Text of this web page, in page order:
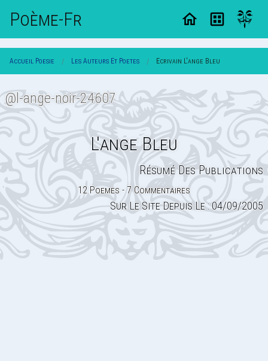
Poème-Fr
Accueil Poesie Les Auteurs Et Poetes Ecrivain L'ange Bleu
L'ange Bleu
@l-ange-noir-24607
Résumé Des Publications
12 Poemes - 7 Commentaires
Sur Le Site Depuis Le : 04/09/2005